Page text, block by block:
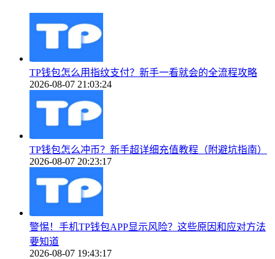
TP钱包怎么用指纹支付？新手一看就会的全流程攻略
2026-08-07 21:03:24
TP钱包怎么冲币？新手超详细充值教程（附避坑指南）
2026-08-07 20:23:17
警惕！手机TP钱包APP显示风险？这些原因和应对方法
要知道
2026-08-07 19:43:17